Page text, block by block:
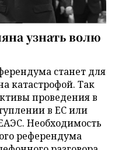
узнать волю
станет для
катастрофой. Так
проведения в
в ЕС или
Необходимость
референдума